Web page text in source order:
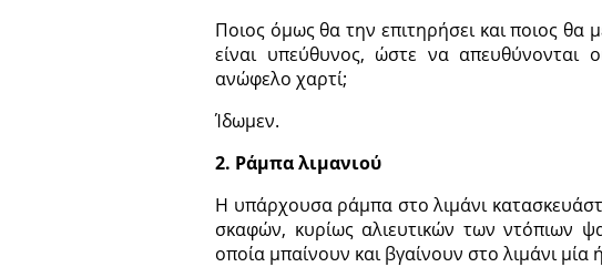
Ποιος όμως θα την επιτηρήσει και ποιος θα
είναι υπεύθυνος, ώστε να απευθύνονται
ανώφελο χαρτί;
Ίδωμεν.
2. Ράμπα λιμανιού
Η υπάρχουσα ράμπα στο λιμάνι
σκαφών, κυρίως αλιευτικών των ντόπιων
οποία μπαίνουν και βγαίνουν στο λιμάνι